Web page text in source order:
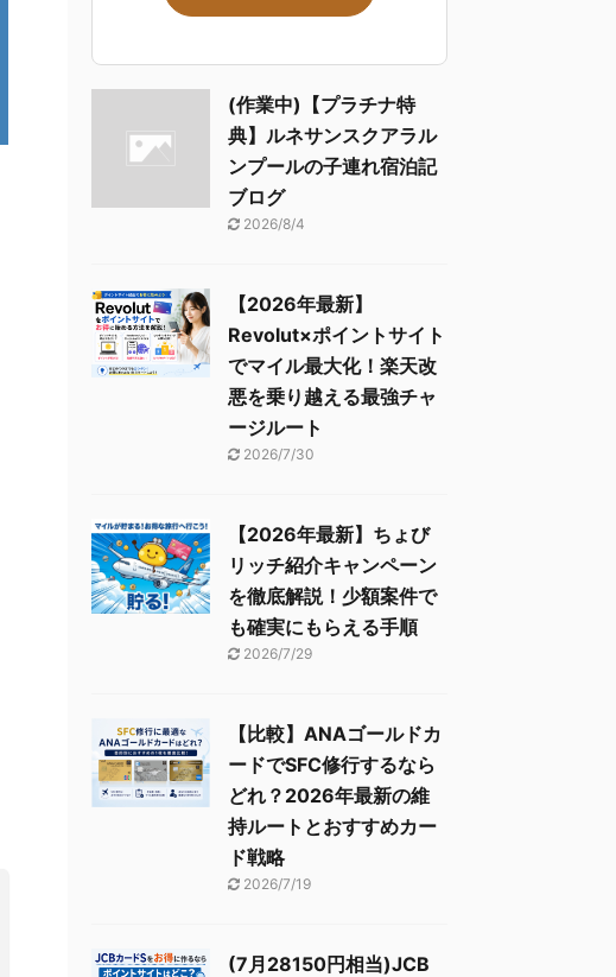
(作業中)【プラチナ特
典】ルネサンスクアラル
ンプールの子連れ宿泊記
ブログ
2026/8/4
【2026年最新】
Revolut×ポイントサイト
でマイル最大化！楽天改
悪を乗り越える最強チャ
ージルート
2026/7/30
【2026年最新】ちょび
リッチ紹介キャンペーン
を徹底解説！少額案件で
も確実にもらえる手順
2026/7/29
【比較】ANAゴールドカ
ードでSFC修行するなら
どれ？2026年最新の維
持ルートとおすすめカー
ド戦略
2026/7/19
(7月28150円相当)JCB